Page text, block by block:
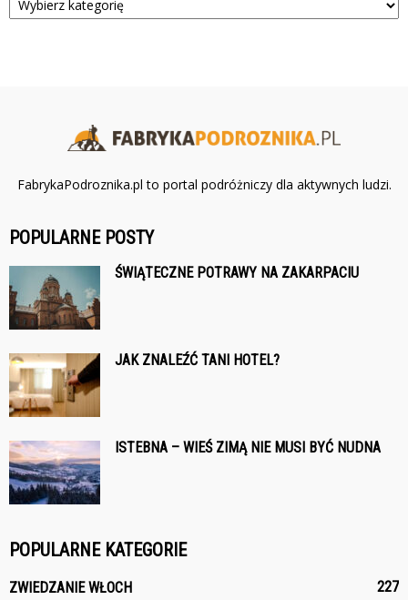
FabrykaPodroznika.pl to portal podróżniczy dla aktywnych ludzi.
POPULARNE POSTY
ŚWIĄTECZNE POTRAWY NA ZAKARPACIU
JAK ZNALEŹĆ TANI HOTEL?
ISTEBNA – WIEŚ ZIMĄ NIE MUSI BYĆ NUDNA
POPULARNE KATEGORIE
ZWIEDZANIE WŁOCH 227